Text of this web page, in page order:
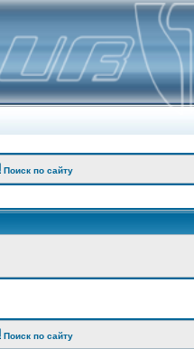
Поиск по сайту
Поиск по сайту